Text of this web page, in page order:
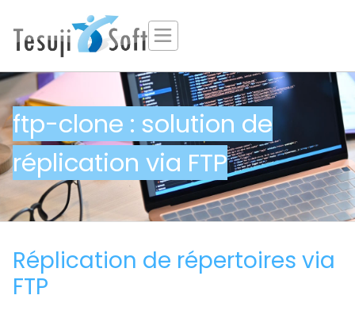
ftp-clone : solution de
réplication via FTP
Réplication de répertoires via
FTP